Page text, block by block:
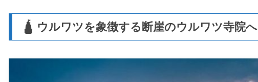
🛕 ウルワツを象徴する断崖のウルワツ寺院へ